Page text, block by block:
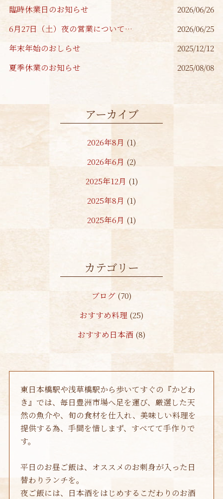
臨時休業日のお知らせ
2026/06/26
6月27日（土）夜の営業についてのお知らせ
2026/06/25
年末年始のおしらせ
2025/12/12
夏季休業のお知らせ
2025/08/08
アーカイブ
2026年8月 (1)
2026年6月 (2)
2025年12月 (1)
2025年8月 (1)
2025年6月 (1)
2023年8月(1)
2023年4月(1)
2023年1月(1)
2022年12月(1)
2022年7月(1)
2022年6月(1)
2022年4月 (1)
2022年3月(2)
2022年1月 (3)
2021年12月(1)
カテゴリー
ブログ (70)
おすすめ料理 (25)
おすすめ日本酒 (8)
東日本橋駅や浅草橋駅から歩いてすぐの『かどわ
き』では、毎日豊洲市場へ足を運び、厳選した天
然の魚介や、旬の食材を仕入れ、美味しい料理を
提供する為、手間を惜しまず、すべてて手作りで
す。
平日のお昼ご飯は、オススメのお刺身が入った日
替わりランチを。
夜ご飯には、日本酒をはじめするこだわりのお酒